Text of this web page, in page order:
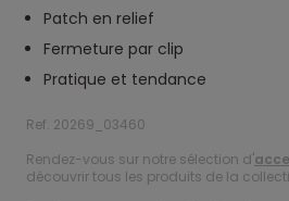
Patch en relief
Fermeture par clip
Pratique et tendance
Ref. 20269_03460
Rendez-vous sur notre sélection d'
découvrir tous les produits de la